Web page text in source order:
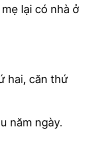
lại có nhà ở
hai, thứ
năm ngày.